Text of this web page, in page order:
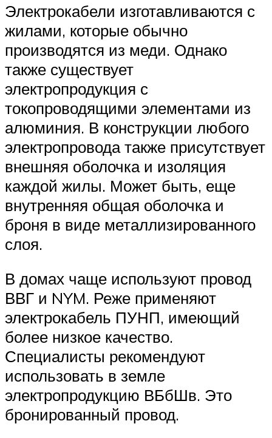
Электрокабели изготавливаются с
жилами, которые обычно
производятся из меди. Однако
также существует
электропродукция с
токопроводящими элементами из
алюминия. В конструкции любого
электропровода также присутствует
внешняя оболочка и изоляция
каждой жилы. Может быть, еще
внутренняя общая оболочка и
броня в виде металлизированного
слоя.
В домах чаще используют провод
ВВГ и NYM. Реже применяют
электрокабель ПУНП, имеющий
более низкое качество.
Специалисты рекомендуют
использовать в земле
электропродукцию ВБбШв. Это
бронированный провод.